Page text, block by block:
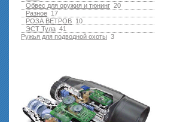
20
Обвес для оружия и тюнинг
17
Разное
10
РОЗА ВЕТРОВ
41
ЭСТ Тула
3
Ружья для подводной оxоты